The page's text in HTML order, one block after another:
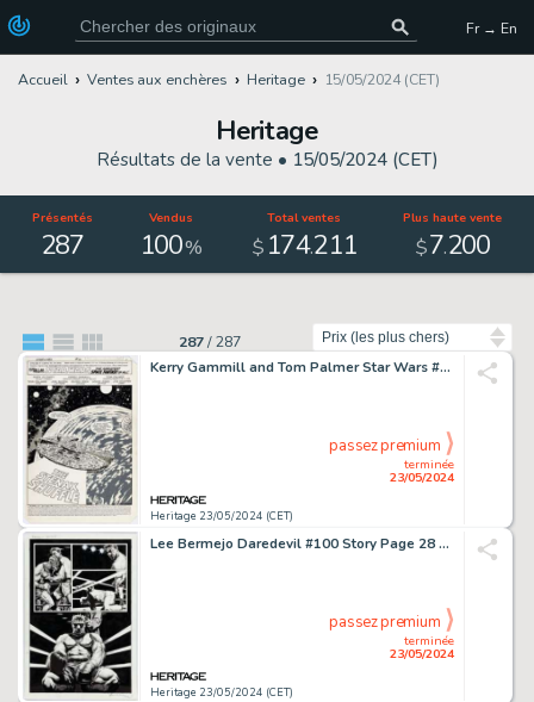
Fr → En
Accueil Ventes aux enchères Heritage 15/05/2024 (CET)
Heritage
Résultats de la vente • 15/05/2024 (CET)
Présentés
287
Vendus
100%
Total ventes
$ 174.211
Plus haute vente
$7.200
287/287
Kerry Gammill and Tom Palmer Star Wars #70 Splash Page 1 Original Art (Marvel, 1983).
Heritage 23/05/2024 (CET)
terminée
23/05/2024
passez premium
Lee Bermejo Daredevil #100 Story Page 28 Original Art (Marvel, 2007).
Heritage 23/05/2024 (CET)
terminée
23/05/2024
passez premium